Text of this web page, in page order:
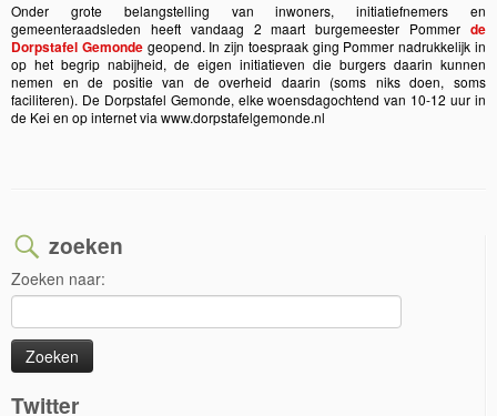
Onder grote belangstelling van inwoners, initiatiefnemers en
gemeenteraadsleden heeft vandaag 2 maart burgemeester Pommer de
Dorpstafel Gemondegeopend. In zijn toespraak ging Pommer nadrukkelijk in
op het begrip nabijheid, de eigen initiatieven die burgers daarin kunnen
nemen en de positie van de overheid daarin (soms niks doen, soms
faciliteren). De Dorpstafel Gemonde, elke woensdagochtend van 10-12 uur in
de Kei en op internet via www.dorpstafelgemonde.nl
zoeken
Zoeken naar:
Twitter